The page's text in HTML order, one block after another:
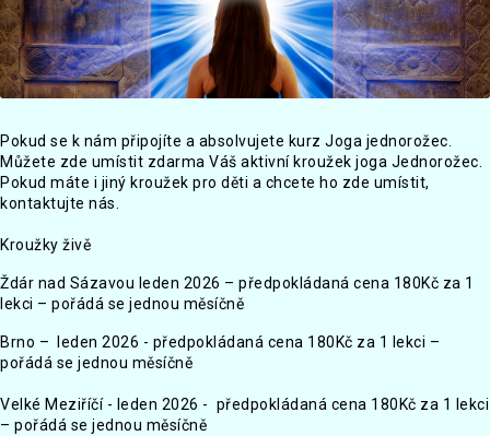
Pokud se k nám připojíte a absolvujete kurz Joga jednorožec.
Můžete zde umístit zdarma Váš aktivní kroužek joga Jednorožec.
Pokud máte i jiný kroužek pro děti a chcete ho zde umístit,
kontaktujte nás.
Kroužky živě
Ždár nad Sázavou leden 2026 – předpokládaná cena 180Kč za 1
lekci – pořádá se jednou měsíčně
Brno – leden 2026 - předpokládaná cena 180Kč za 1 lekci –
pořádá se jednou měsíčně
Velké Meziříčí - leden 2026 - předpokládaná cena 180Kč za 1 lekci
– pořádá se jednou měsíčně